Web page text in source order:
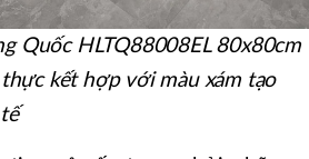
Quốc HLTQ88008EL 80x80cm
kết hợp với màu xám tạo